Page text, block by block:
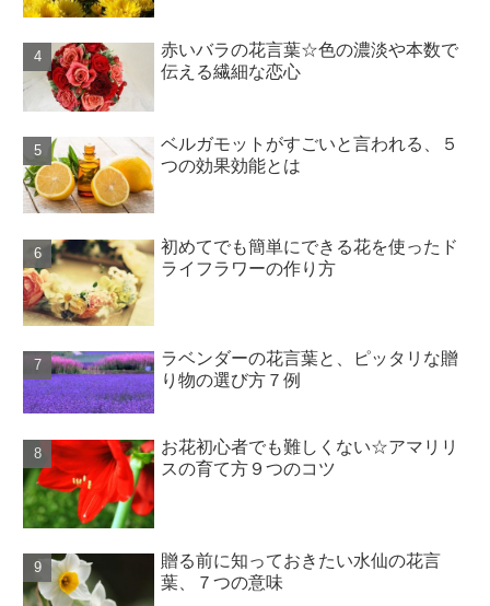
赤いバラの花言葉☆色の濃淡や本数で
伝える繊細な恋心
ベルガモットがすごいと言われる、５
つの効果効能とは
初めてでも簡単にできる花を使ったド
ライフラワーの作り方
ラベンダーの花言葉と、ピッタリな贈
り物の選び方７例
お花初心者でも難しくない☆アマリリ
スの育て方９つのコツ
贈る前に知っておきたい水仙の花言
葉、７つの意味